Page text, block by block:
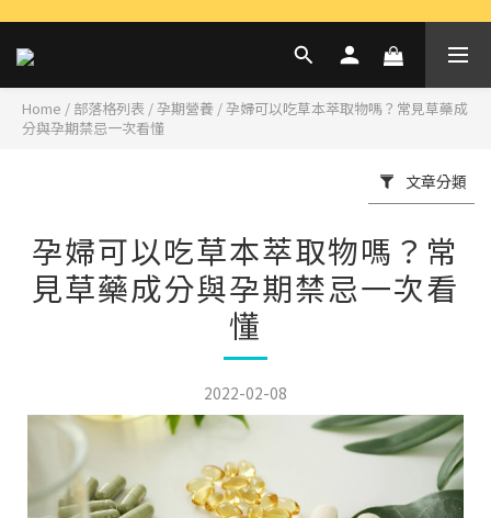
Home / 部落格列表 /孕期營養 /孕婦可以吃草本萃取物嗎？常見草藥成
分與孕期禁忌一次看懂
文章分類
孕婦可以吃草本萃取物嗎？常
見草藥成分與孕期禁忌一次看
懂
2022-02-08